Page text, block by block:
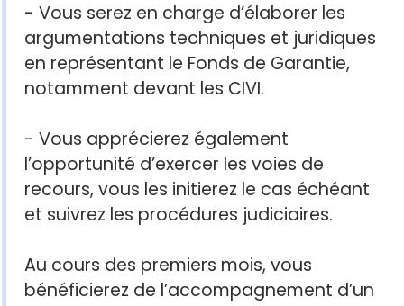
- Vous serez en charge d’élaborer les
argumentations techniques et juridiques
en représentant le Fonds de Garantie,
notamment devant les CIVI.
- Vous apprécierez également
l’opportunité d’exercer les voies de
recours, vous les initierez le cas échéant
et suivrez les procédures judiciaires.
Au cours des premiers mois, vous
bénéficierez de l’accompagnement d’un